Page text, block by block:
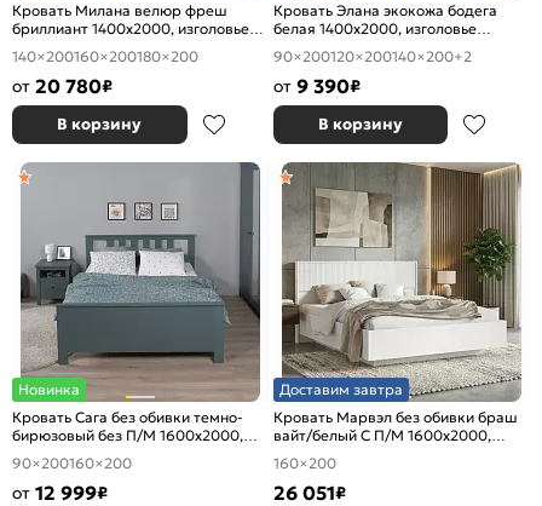
Кровать Милана велюр фреш
бриллиант 1400x2000, изголовье
мягкое
140×200160×200180×200
от 20 780₽
В корзину
Кровать Элана экокожа бодега
белая 1400x2000, изголовье
мягкое
90×200120×200140×200+2
от 9 390₽
В корзину
Новинка
Кровать Сага без обивки темно-
бирюзовый без П/М 1600x2000,
ортопедическое основание,
изголовье жесткое
90×200160×200
от 12 999₽
Доставим завтра
Кровать Марвэл без обивки браш
вайт/белый С П/М 1600x2000,
ортопедическое основание,
изголовье жесткое
160×200
26 051₽